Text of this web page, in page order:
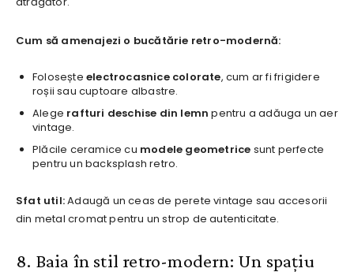
Cum să amenajezi o bucătărie retro-modernă:
Folosește electrocasnice colorate, cum ar fi frigidere
roșii sau cuptoare albastre.
Alege rafturi deschise din lemn pentru a adăuga un aer
vintage.
Plăcile ceramice cu modele geometrice sunt perfecte
pentru un backsplash retro.
Sfat util:Adaugă un ceas de perete vintage sau accesorii
din metal cromat pentru un strop de autenticitate.
8. Baia în stil retro-modern: Un spațiu